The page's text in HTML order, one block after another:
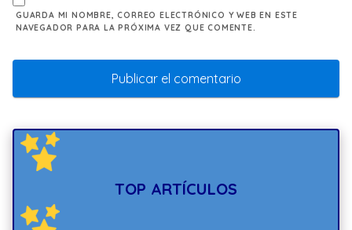
GUARDA MI NOMBRE, CORREO ELECTRÓNICO Y WEB EN ESTE
NAVEGADOR PARA LA PRÓXIMA VEZ QUE COMENTE.
TOP ARTÍCULOS